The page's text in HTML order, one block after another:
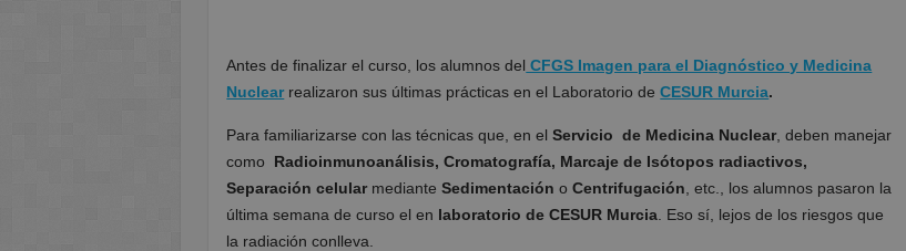
Antes de finalizar el curso, los alumnos del CFGS Imagen para el Diagnóstico y Medicina
Nuclearrealizaron sus últimas prácticas en el Laboratorio deCESUR Murcia.
Para familiarizarse con las técnicas que, en elServicio de Medicina Nuclear, deben manejar
como
Radioinmunoanálisis, Cromatografía, Marcaje de Isótopos radiactivos,
Separación celularmedianteSedimentación o Centrifugación , etc., los alumnos pasaron la
última semana de curso el en laboratorio de CESUR Murcia . Eso sí, lejos de los riesgos que
la radiación conlleva.